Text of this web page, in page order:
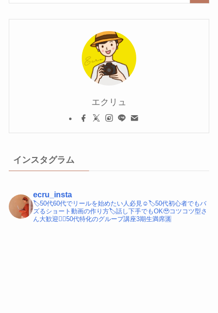
エクリュ
インスタグラム
ecru_insta
🏷️50代60代でリールを始めたい人必見☺️ 🏷️50代初心者でもバ
ズるショート動画の作り方🏷️話し下手でもOK🥹コツコツ型さ
ん大歓迎 💁‍♀️50代特化のグループ講座3期生満席🈵